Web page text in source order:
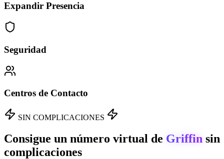
Expandir Presencia
Seguridad
Centros de Contacto
SIN COMPLICACIONES
Consigue un número virtual de Griffin sin
complicaciones